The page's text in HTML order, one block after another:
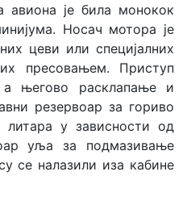
авиона је била монокок
Носач мотора је
цеви или специјалних
пресовањем. Приступ
а његово расклапање и
резервоар за гориво
у зависности од
уља за подмазивање
се налазили иза кабине